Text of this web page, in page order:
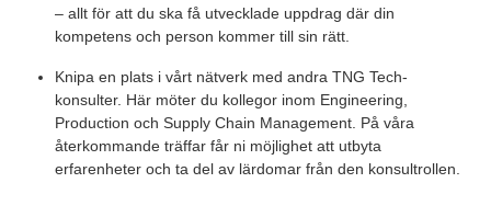
– allt för att du ska få utvecklade uppdrag där din
kompetens och person kommer till sin rätt.
Knipa en plats i vårt nätverk med andra TNG Tech-
konsulter. Här möter du kollegor inom Engineering,
Production och Supply Chain Management. På våra
återkommande träffar får ni möjlighet att utbyta
erfarenheter och ta del av lärdomar från den konsultrollen.